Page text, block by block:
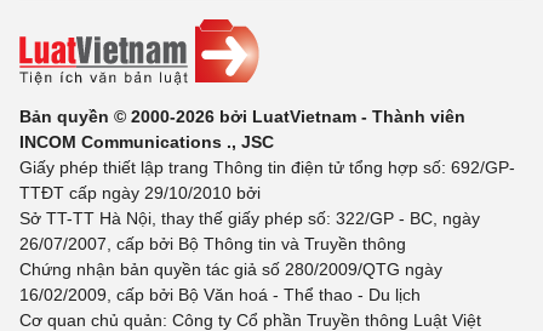
Bản quyền © 2000-2026 bởi LuatVietnam - Thành viên
INCOM Communications ., JSC
Giấy phép thiết lập trang Thông tin điện tử tổng hợp số: 692/GP-
TTĐT cấp ngày 29/10/2010 bởi
Sở TT-TT Hà Nội, thay thế giấy phép số: 322/GP - BC, ngày
26/07/2007, cấp bởi Bộ Thông tin và Truyền thông
Chứng nhận bản quyền tác giả số 280/2009/QTG ngày
16/02/2009, cấp bởi Bộ Văn hoá - Thể thao - Du lịch
Cơ quan chủ quản: Công ty Cổ phần Truyền thông Luật Việt